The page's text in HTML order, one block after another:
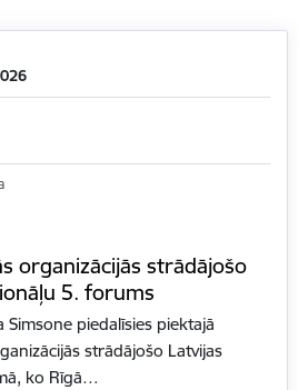
organizācijās strādājošo
5. forums
Simsone piedalīsies piektajā
strādājošo Latvijas
ko Rīgā…